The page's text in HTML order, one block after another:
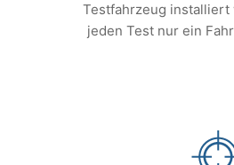
Testfahrzeug installiert
jeden Test nur ein